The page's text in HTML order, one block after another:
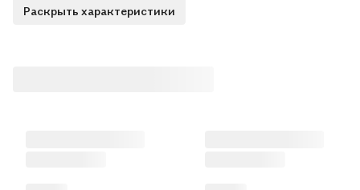
Раскрыть характеристики